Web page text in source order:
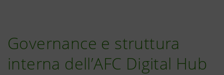
Governance e struttura
interna dell’AFC Digital Hub